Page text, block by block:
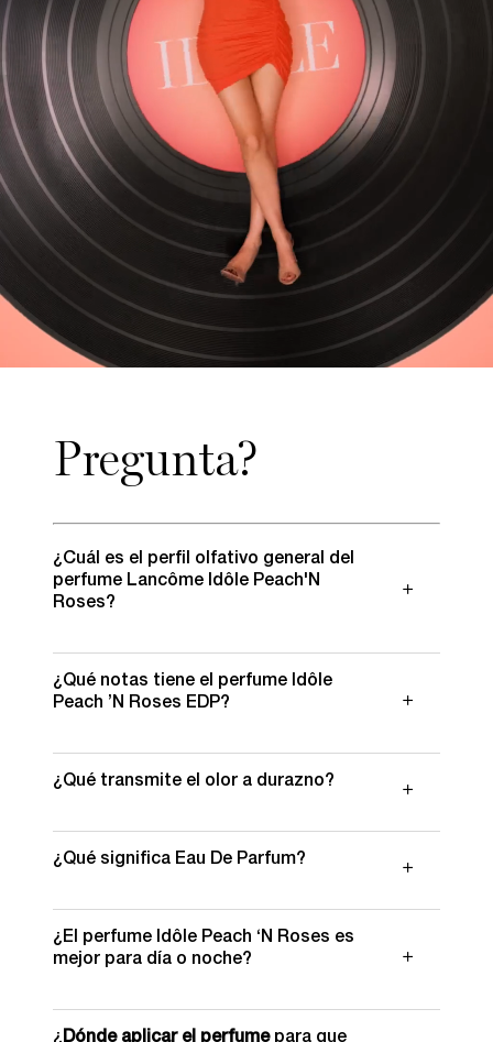
Pregunta?
¿Cuál es el perfil olfativo general del
perfume Lancôme Idôle Peach'N
Roses?
¿Qué notas tiene el perfume Idôle
Peach ’N Roses EDP?​
¿Qué transmite el olor a durazno?
¿Qué significa Eau De Parfum?
¿El perfume Idôle Peach ‘N Roses es
mejor para día o noche?
¿ Dónde aplicar el perfumepara que